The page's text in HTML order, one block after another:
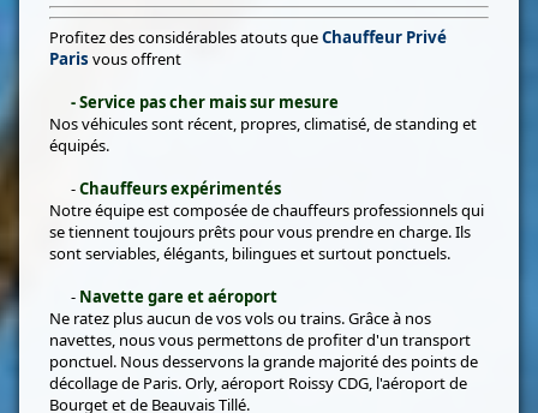
Profitez des considérables atouts queChauffeur Privé
Paris vous offrent
- Service pas cher mais sur mesure
Nos véhicules sont récent, propres, climatisé, de standing et
équipés.
-Chauffeurs expérimentés
Notre équipe est composée de chauffeurs professionnels qui
se tiennent toujours prêts pour vous prendre en charge. Ils
sont serviables, élégants, bilingues et surtout ponctuels.
- Navette gare et aéroport
Ne ratez plus aucun de vos vols ou trains. Grâce à nos
navettes, nous vous permettons de profiter d'un transport
ponctuel. Nous desservons la grande majorité des points de
décollage de Paris. Orly, aéroport Roissy CDG, l'aéroport de
Bourget et de Beauvais Tillé.